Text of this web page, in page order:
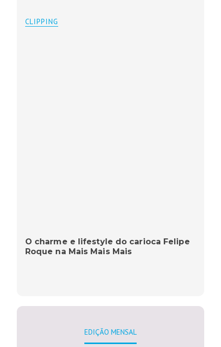
CLIPPING
O charme e lifestyle do carioca Felipe
Roque na Mais Mais Mais
EDIÇÃO MENSAL